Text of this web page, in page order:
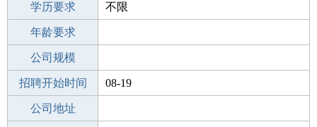
性别要求 -
学历要求 不限
工作经验
年龄要求
工作地点
公司规模
公司电话
招聘开始时间 08-19
招聘结束时间
公司地址